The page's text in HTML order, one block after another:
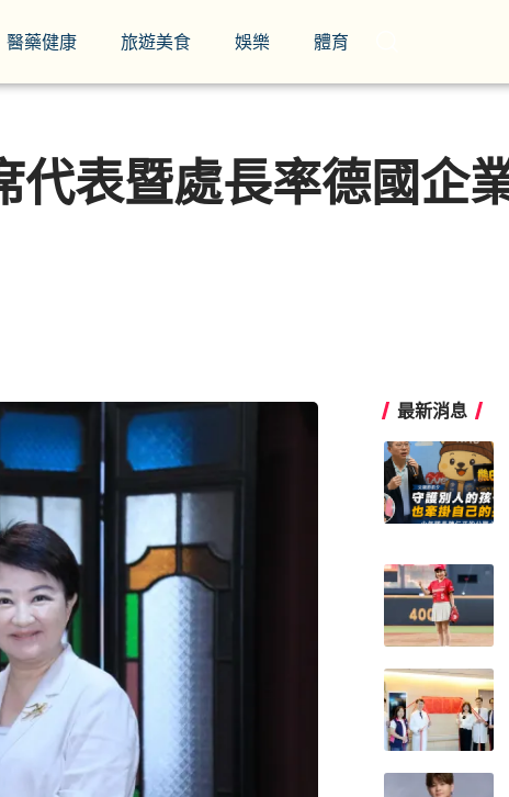
醫藥健康 旅遊美食 娛樂 體育
代表暨處長率德國
最新消息